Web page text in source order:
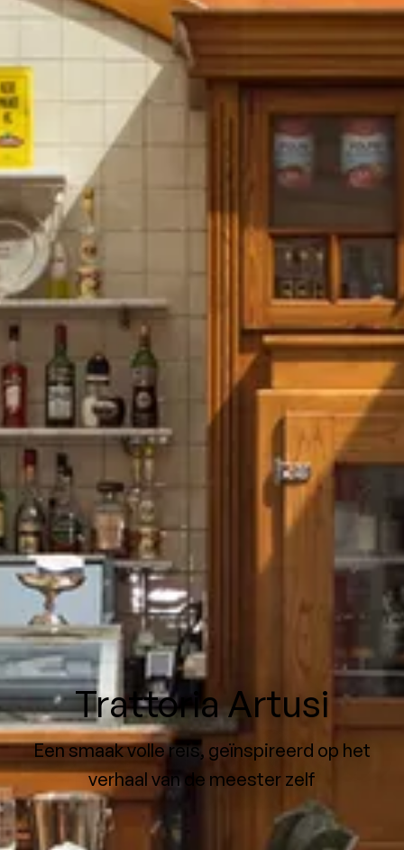
Trattoria Artusi
Een smaak volle reis, geïnspireerd op het
verhaal van de meester zelf